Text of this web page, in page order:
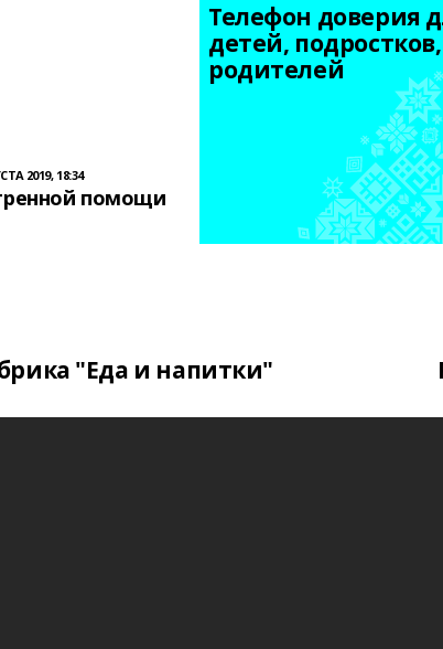
2019, 18:34
помощи
Телефон доверия
детей, подростков,
родителей
"Еда и напитки"